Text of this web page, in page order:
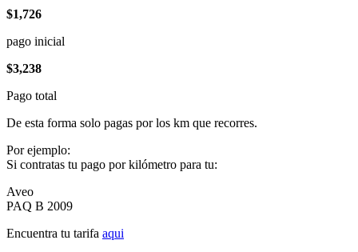
$1,726
pago inicial
$3,238
Pago total
De esta forma solo pagas por los km que recorres.
Por ejemplo:
Si contratas tu pago por kilómetro para tu:
Aveo
PAQ B 2009
Encuentra tu tarifa aqui